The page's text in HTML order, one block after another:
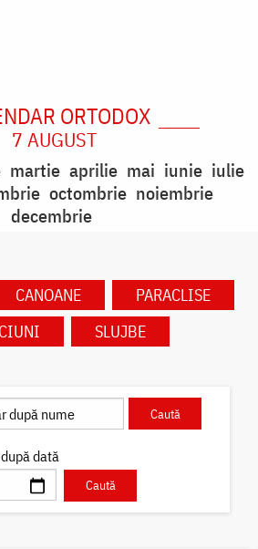
ORTODOX
7 AUGUST
martie aprilie mai iunie iulie
octombrie noiembrie
decembrie
CANOANE
PARACLISE
SLUJBE
dată